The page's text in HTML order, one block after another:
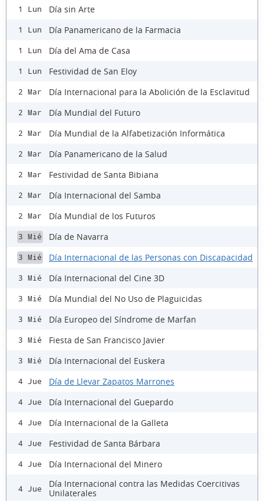
1 Lun Día sin Arte
1 Lun Día Panamericano de la Farmacia
1 Lun Día del Ama de Casa
1 Lun Festividad de San Eloy
2 Mar Día Internacional para la Abolición de la Esclavitud
2 Mar Día Mundial del Futuro
2 Mar Día Mundial de la Alfabetización Informática
2 Mar Día Panamericano de la Salud
2 Mar Festividad de Santa Bibiana
2 Mar Día Internacional del Samba
2 Mar Día Mundial de los Futuros
3 Mié Día de Navarra
3 Mié Día Internacional de las Personas con Discapacidad
3 Mié Día Internacional del Cine 3D
3 Mié Día Mundial del No Uso de Plaguicidas
3 Mié Día Europeo del Síndrome de Marfan
3 Mié Fiesta de San Francisco Javier
3 Mié Día Internacional del Euskera
4 Jue Día de Llevar Zapatos Marrones
4 Jue Día Internacional del Guepardo
4 Jue Día Internacional de la Galleta
4 Jue Festividad de Santa Bárbara
4 Jue Día Internacional del Minero
4 Jue
Día Internacional contra las Medidas Coercitivas
Unilaterales